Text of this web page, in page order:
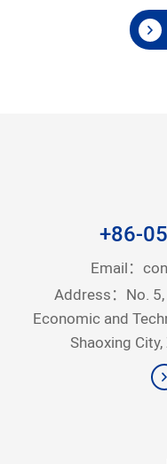
+86-
Email：
Address：No.
Economic and
Shaoxing